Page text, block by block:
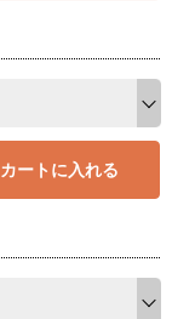
カートに入れる